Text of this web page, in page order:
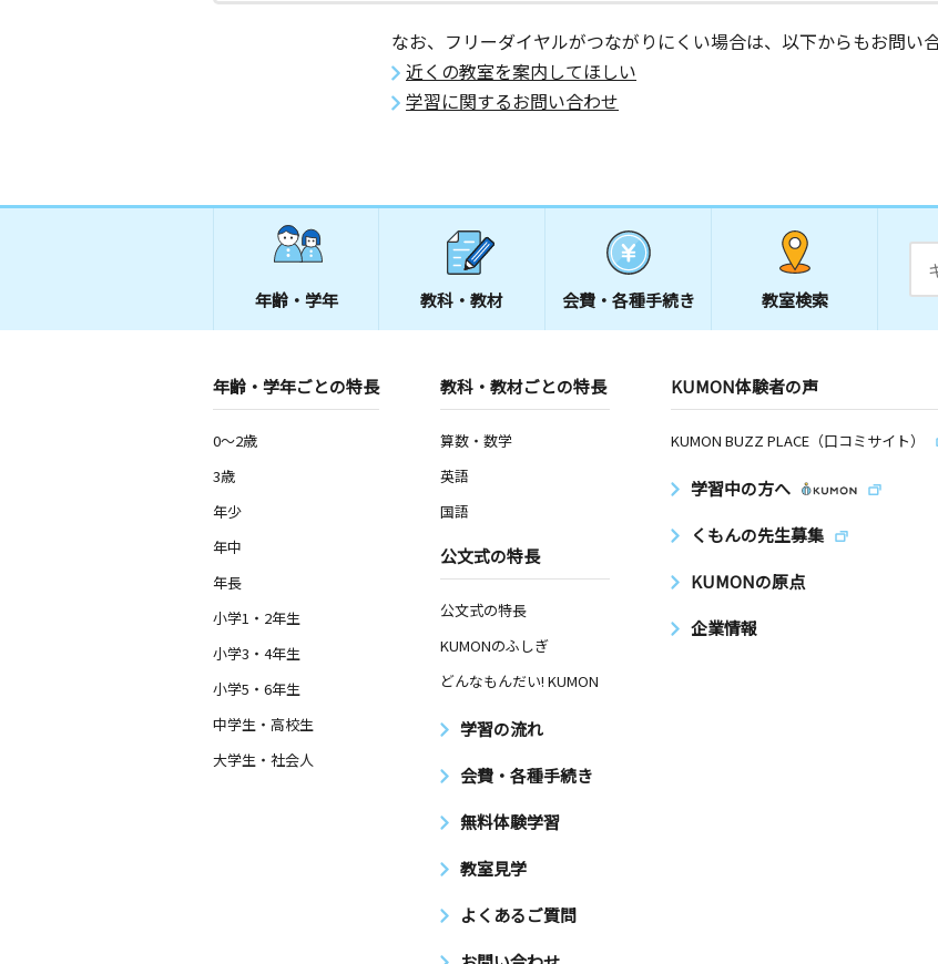
なお、フリーダイヤルがつながりにくい場合は、以下からもお問い
近くの教室を案内してほしい
学習に関するお問い合わせ
年齢・学年 教科・教材 会費・ 各種手続き 教室検索
年齢・学年ごとの特長
0～2歳
3歳
年少
年中
年長
小学1・2年生
小学3・4年生
小学5・6年生
中学生・高校生
大学生・社会人
教科・教材ごとの特長
算数・数学
英語
国語
公文式の特長
公文式の特長
KUMONのふしぎ
どんなもんだい! KUMON
学習の流れ
会費・各種手続き
無料体験学習
教室見学
よくあるご質問
KUMON体験者の声
KUMON BUZZ PLACE（口コミサイト）
学習中の方へ
くもんの先生募集
KUMONの原点
企業情報